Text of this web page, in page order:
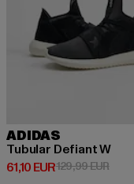
ADIDAS
Tubular Defiant W
61,10 EUR
Derzeitiger Preis: 61,10
129,99 EUR